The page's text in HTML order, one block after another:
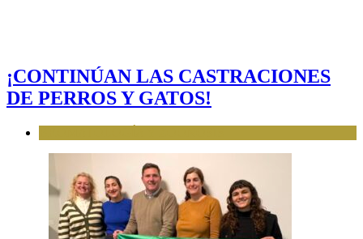
¡CONTINÚAN LAS CASTRACIONES
DE PERROS Y GATOS!